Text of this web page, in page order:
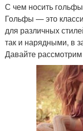
С чем носить гольфы
Гольфы — это
для различных
так и нарядными, в
Давайте